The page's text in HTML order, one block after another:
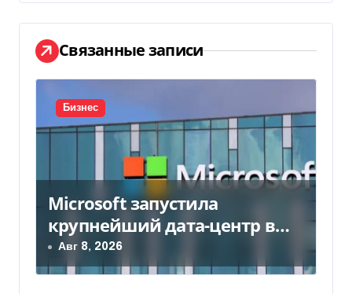
г
а
ц
и
п
о
з
а
Связанные записи
Бизнес
Microsoft запустила
крупнейший дата-центр в
Индии за $20,5 миллиарда
Авг 8, 2026